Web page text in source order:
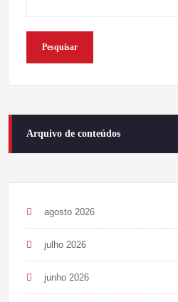
Pesquisar
Arquivo de conteúdos
agosto 2026
julho 2026
junho 2026